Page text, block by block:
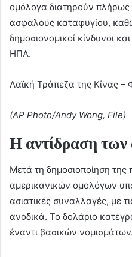
ομόλογα διατηρούν
ασφαλούς καταφυγίου,
δημοσιονομικοί κίνδυνοι
ΗΠΑ.
Λαϊκή Τράπεζα της Κίνας –
(AP Photo/Andy Wong, File)
Η αντίδραση
Μετά τη δημοσιοποίηση της
αμερικανικών ομολόγων
ασιατικές συναλλαγές, με
ανοδικά. Το δολάριο
έναντι βασικών νομισμάτων.